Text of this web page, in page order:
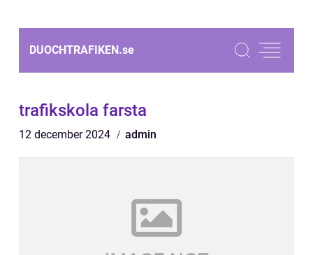
DUOCHTRAFIKEN.se
trafikskola farsta
12 december 2024 admin